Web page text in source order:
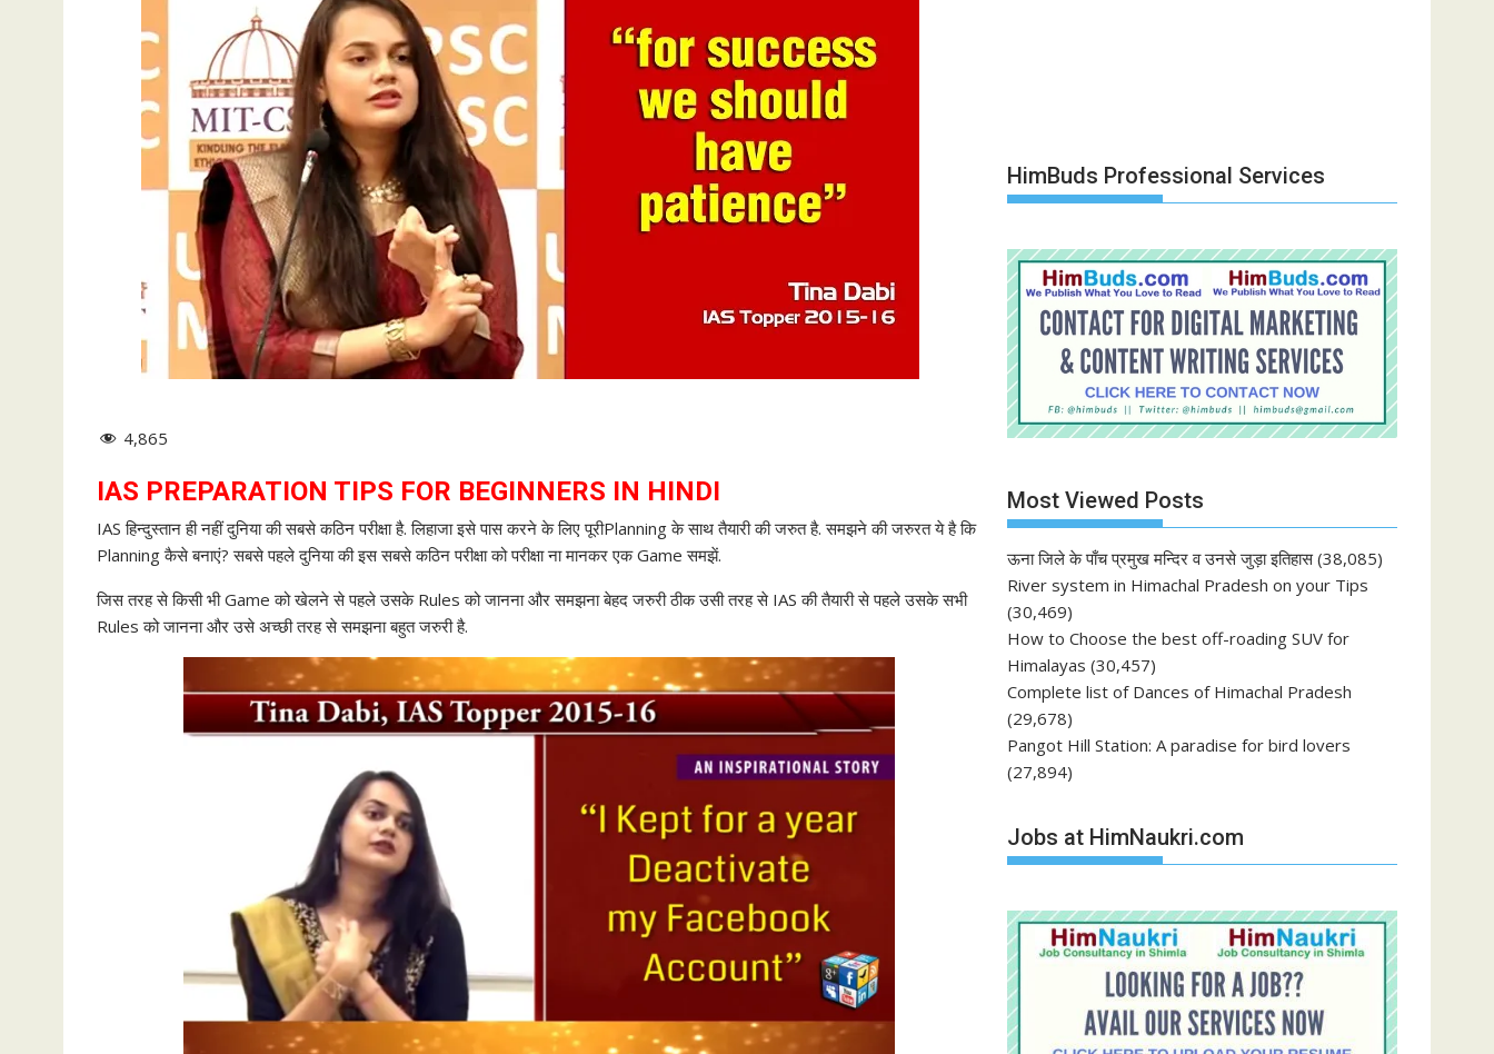
4,865
IAS PREPARATION TIPS FOR BEGINNERS IN HINDI
IAS हिन्दुस्तान ही नहीं दुनिया की सबसे कठिन परीक्षा है. लिहाजा इसे पास करने के लिए पूरीPlanning के साथ तैयारी की जरुत है. समझने की जरुरत ये है कि
Planning कैसे बनाएं? सबसे पहले दुनिया की इस सबसे कठिन परीक्षा को परीक्षा ना मानकर एक Game समझें.
जिस तरह से किसी भी Game को खेलने से पहले उसके Rules को जानना और समझना बेहद जरुरी ठीक उसी तरह से IAS की तैयारी से पहले उसके सभी
Rules को जानना और उसे अच्छी तरह से समझना बहुत जरुरी है.
HimBuds Professional Services
Most Viewed Posts
ऊना जिले के पाँच प्रमुख मन्दिर व उनसे जुड़ा इतिहास (38,085)
River system in Himachal Pradesh on your Tips
(30,469)
How to Choose the best off-roading SUV for
Himalayas (30,457)
Complete list of Dances of Himachal Pradesh
(29,678)
Pangot Hill Station: A paradise for bird lovers
(27,894)
Jobs at HimNaukri.com